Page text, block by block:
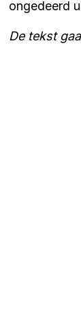
ongedeerd
De tekst